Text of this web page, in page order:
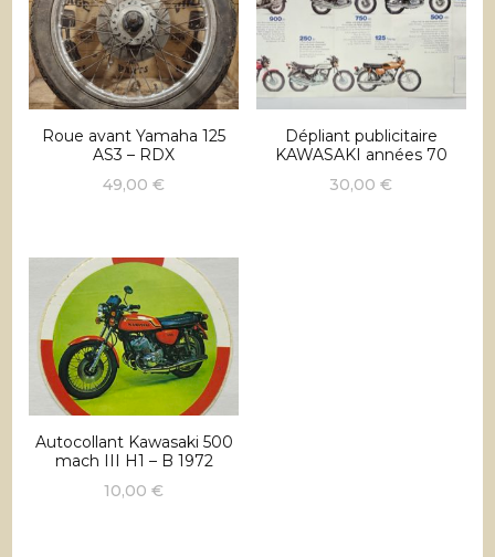
ancien
Roue avant Yamaha 125
AS3 – RDX
49,00€
Dépliant publicitaire
KAWASAKI années 70
30,00€
Autocollant Kawasaki 500
mach III H1 – B 1972
10,00€